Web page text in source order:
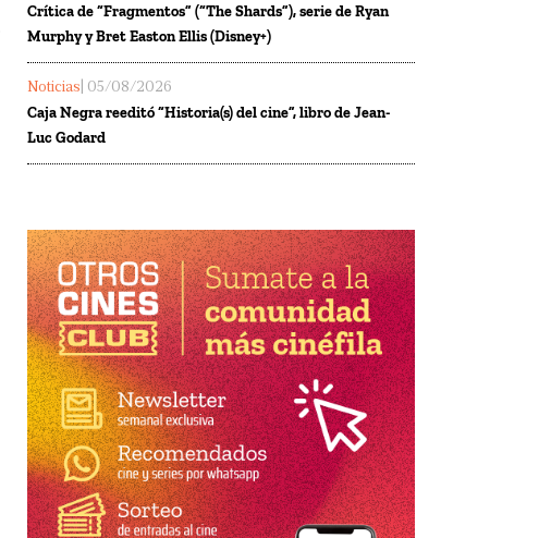
Crítica de “Fragmentos” (“The Shards”), serie de Ryan
Murphy y Bret Easton Ellis (Disney+)
Noticias | 05/08/2026
Caja Negra reeditó “Historia(s) del cine”, libro de Jean-
Luc Godard